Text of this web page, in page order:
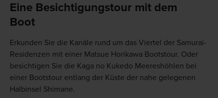
Eine Besichtigungstour mit dem
Boot
Erkunden Sie die Kanäle rund um das Viertel der Samurai-
Residenzen mit einer Matsue Horikawa Bootstour. Oder
besichtigen Sie die Kaga no Kukedo Meereshöhlen bei
einer Bootstour entlang der Küste der nahe gelegenen
Halbinsel Shimane.